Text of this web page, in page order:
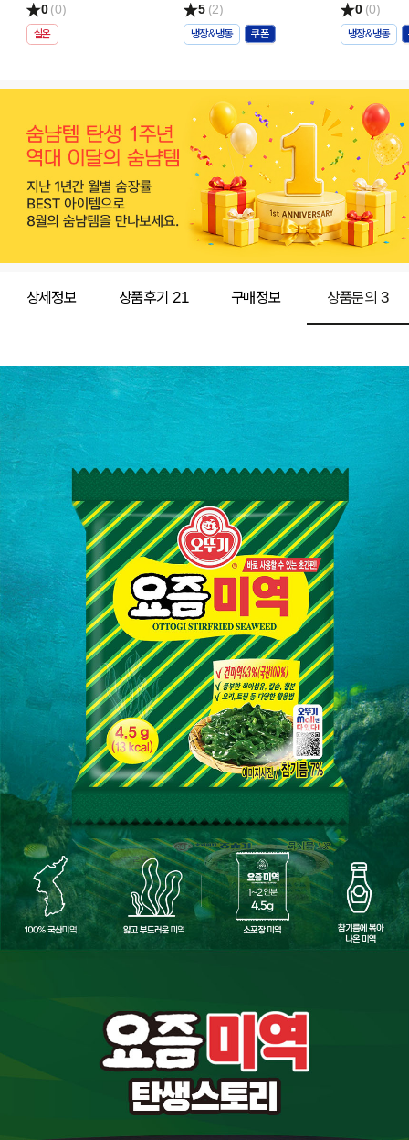
0(0)
실온
5 (2)
냉장&냉동
0 (0)
냉장&냉동
상세정보 상품후기 21 구매정보 상품문의3